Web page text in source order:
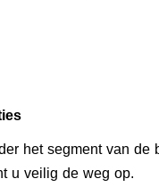
het segment van de
u veilig de weg op.